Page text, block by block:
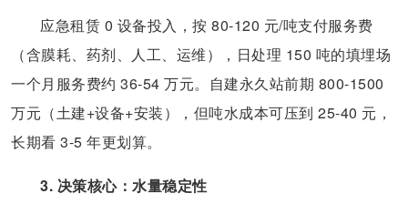
应急租赁 0 设备投入，按 80-120 元/吨支付服务费
（含膜耗、药剂、人工、运维），日处理 150 吨的填埋场
一个月服务费约 36-54 万元。自建永久站前期 800-1500
万元（土建+设备+安装），但吨水成本可压到 25-40 元，
长期看 3-5 年更划算。
3. 决策核心：水量稳定性